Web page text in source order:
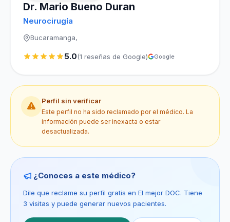
Dr. Mario Bueno Duran
Neurocirugía
Bucaramanga,
5.0(1 reseñas de Google) Google
Perfil sin verificar
Este perfil no ha sido reclamado por el médico. La
información puede ser inexacta o estar
desactualizada.
¿Conoces a este médico?
Dile que reclame su perfil gratis en El mejor DOC. Tiene
3 visitas y puede generar nuevos pacientes.